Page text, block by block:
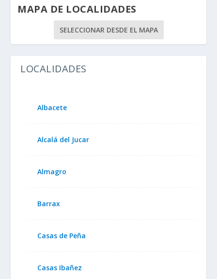
MAPA DE LOCALIDADES
SELECCIONAR DESDE EL MAPA
LOCALIDADES
Albacete
Alcalá del Jucar
Almagro
Barrax
Casas de Peña
Casas Ibañez